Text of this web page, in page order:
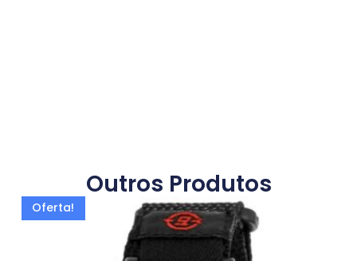
Outros Produtos
Oferta!